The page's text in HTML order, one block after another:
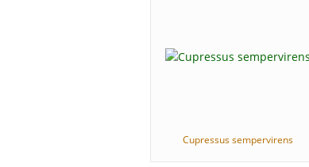
Cupressus sempervirens